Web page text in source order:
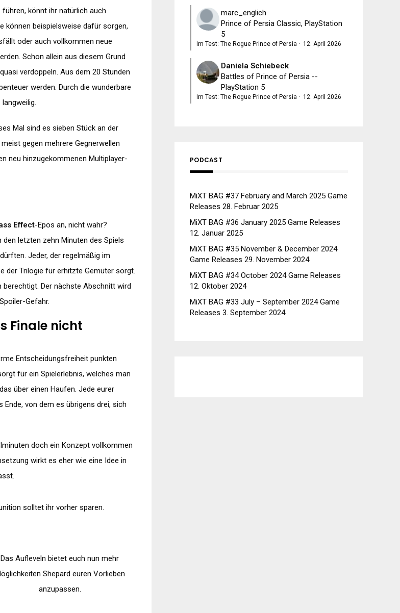
könnt ihr natürlich auch
können beispielsweise dafür sorgen,
oder auch vollkommen neue
Schon allein aus diesem Grund
verdoppeln. Aus dem 20 Stunden
werden. Durch die wunderbare
Mal sind es sieben Stück an der
gegen mehrere Gegnerwellen
neu hinzugekommenen Multiplayer-
Effect-Epos an, nicht wahr?
letzten zehn Minuten des Spiels
Jeder, der regelmäßig im
der Trilogie für erhitzte Gemüter sorgt.
Der nächste Abschnitt wird
Gefahr.
Finale nicht
Entscheidungsfreiheit punkten
für ein Spielerlebnis, welches man
über einen Haufen. Jede eurer
von dem es übrigens drei, sich
doch ein Konzept vollkommen
wirkt es eher wie eine Idee in
solltet ihr vorher sparen.
Das Aufleveln bietet euch nun mehr
Shepard euren Vorlieben
anzupassen.
marc_englich
Prince of Persia Classic, PlayStation
5
Im Test: The Rogue Prince of Persia · 12. April 2026
Daniela Schiebeck
Battles of Prince of Persia --
PlayStation 5
Im Test: The Rogue Prince of Persia · 12. April 2026
PODCAST
MiXT BAG #37 February and March 2025 Game
Releases 28. Februar 2025
MiXT BAG #36 January 2025 Game Releases
12. Januar 2025
MiXT BAG #35 November & December 2024
Game Releases 29. November 2024
MiXT BAG #34 October 2024 Game Releases
12. Oktober 2024
MiXT BAG #33 July – September 2024 Game
Releases 3. September 2024